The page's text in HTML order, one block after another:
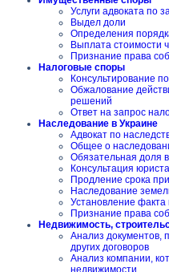
Услуги адвоката по
Выдел доли
Определения
Выплата стоимости
Признание права
Налоговые споры
Консультирование
Обжалование
решений
Ответ на запрос
Наследование в Украине
Адвокат по
Общее о
Обязательная доля
Консультация
Продление срока
Наследование
Установление
Признание права
Недвижимость,
Анализ документов,
других договоров
Анализ компании,